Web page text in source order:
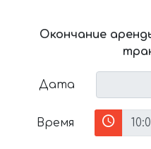
Окончание
Дата
Время